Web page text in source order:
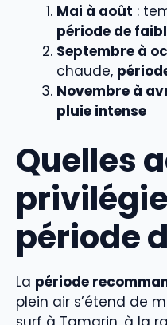
Mai à août :
période de
Septembre à
chaude,
Novembre à
pluie intense
Quelles
période
La période
plein air s’étend de